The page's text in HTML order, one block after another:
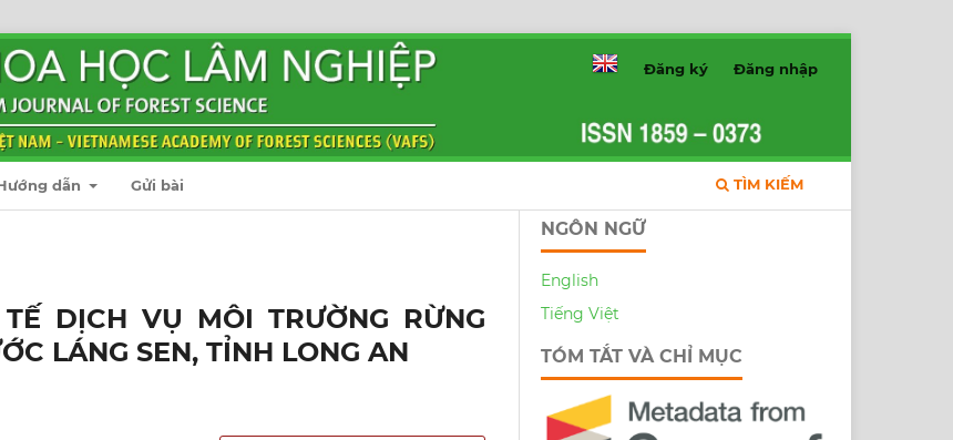
dẫn Gửi bài TÌM KIẾM
Đăng ký Đăng nhập
DỊCH VỤ MÔI TRƯỜNG RỪNG
LÁNG SEN, TỈNH LONG AN
NGÔN NGỮ
English
Tiếng Việt
TÓM TẮT VÀ CHỈ MỤC